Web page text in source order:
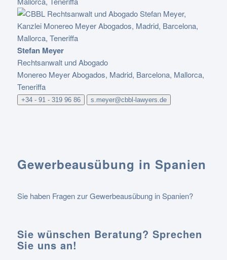
Stefan Meyer
Rechtsanwalt und Abogado
Monereo Meyer Abogados, Madrid, Barcelona, Mallorca,
Teneriffa
+34 - 91 - 319 96 86 s.meyer@cbbl-lawyers.de
Gewerbeausübung in Spanien
Sie haben Fragen zur Gewerbeausübung in Spanien?
Sie wünschen Beratung? Sprechen
Sie uns an!